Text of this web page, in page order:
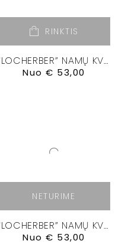
RINKTIS
“LOCHERBER” NAMŲ KVAPŲ DIFUZORIUS “DOLCE ROMA XXI”
Nuo€ 53,00
NETURIME
“LOCHERBER” NAMŲ KVAPŲ DIFUZORIUS “KLINTO 1817”
Nuo€ 53,00